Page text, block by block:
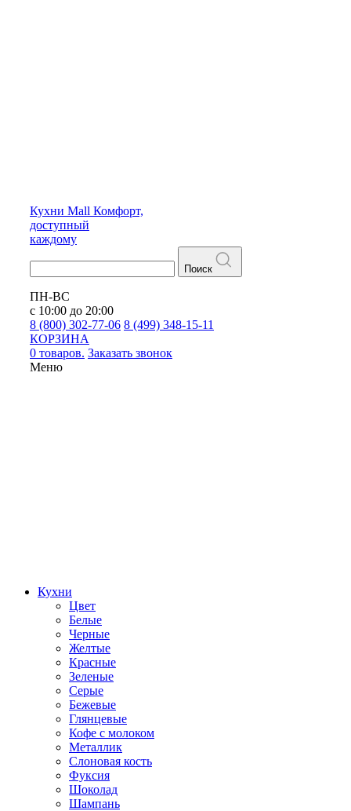
Кухни Mall Комфорт,
доступный
каждому
Поиск
ПН-ВС
с 10:00 до 20:00
8 (800) 302-77-06 8 (499) 348-15-11
КОРЗИНА
0 товаров. Заказать звонок
Меню
Кухни
Цвет
Белые
Черные
Желтые
Красные
Зеленые
Серые
Бежевые
Глянцевые
Кофе с молоком
Металлик
Слоновая кость
Фуксия
Шоколад
Шампань